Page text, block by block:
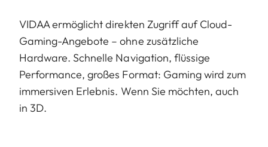
VIDAA ermöglicht direkten Zugriff auf Cloud-
Gaming-Angebote – ohne zusätzliche
Hardware. Schnelle Navigation, flüssige
Performance, großes Format: Gaming wird zum
immersiven Erlebnis. Wenn Sie möchten, auch
in 3D.